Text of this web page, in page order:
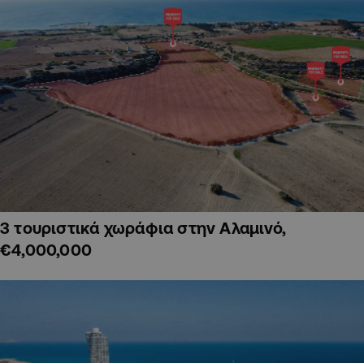
3 τουριστικά χωράφια στην Αλαμινό,
€4,000,000